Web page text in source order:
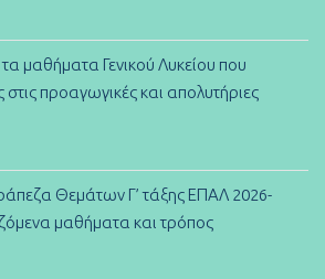
μαθήματα Γενικού Λυκείου που
προαγωγικές και απολυτήριες
Θεμάτων Γ’ τάξης ΕΠΑΛ 2026-
μαθήματα και τρόπος